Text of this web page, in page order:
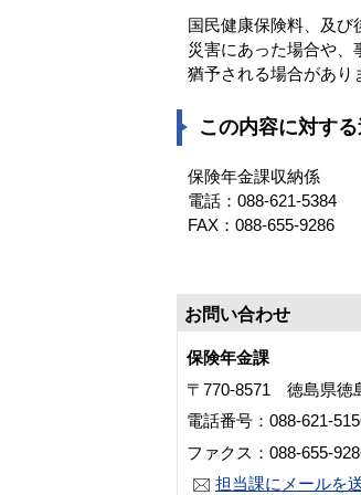
国民健康保険料、及び
災害にあった場合や、
猶予される場合があり
この内容に対す
保険年金課収納係
電話：088‐621-5384
FAX：088‐655-9286
お問い合わせ
保険年金課
〒770-8571 徳島県徳
電話番号：088-621-
ファクス：088-655-
担当課にメールを